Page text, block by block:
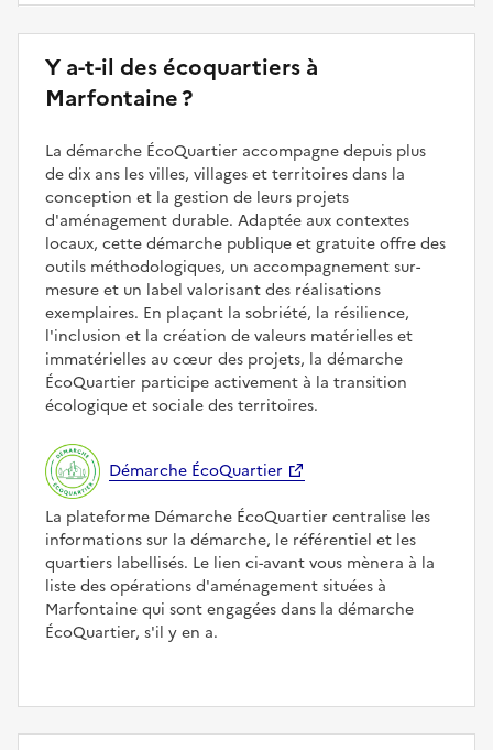
Y a-t-il des écoquartiers à
Marfontaine ?
La démarche ÉcoQuartier accompagne depuis plus
de dix ans les villes, villages et territoires dans la
conception et la gestion de leurs projets
d'aménagement durable. Adaptée aux contextes
locaux, cette démarche publique et gratuite offre des
outils méthodologiques, un accompagnement sur-
mesure et un label valorisant des réalisations
exemplaires. En plaçant la sobriété, la résilience,
l'inclusion et la création de valeurs matérielles et
immatérielles au cœur des projets, la démarche
ÉcoQuartier participe activement à la transition
écologique et sociale des territoires.
Démarche ÉcoQuartier
La plateforme Démarche ÉcoQuartier centralise les
informations sur la démarche, le référentiel et les
quartiers labellisés. Le lien ci-avant vous mènera à la
liste des opérations d'aménagement situées à
Marfontaine qui sont engagées dans la démarche
ÉcoQuartier, s'il y en a.